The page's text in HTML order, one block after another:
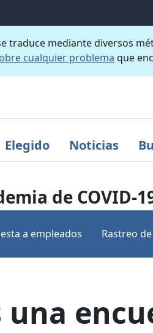
traduce mediante diversos
cualquier problema que
Elegido Noticias
de COVID-
a empleados Rastreo